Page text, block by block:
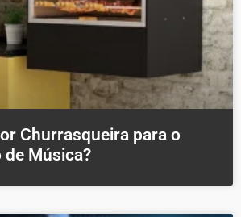
Churrasqueira para o
de Música?